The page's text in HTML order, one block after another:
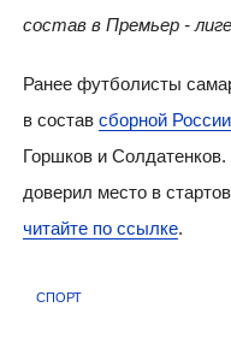
состав в Премьер -
Ранее футболисты
в состав сборной России
Горшков и
доверил место в
читайте по ссылке.
СПОРТ